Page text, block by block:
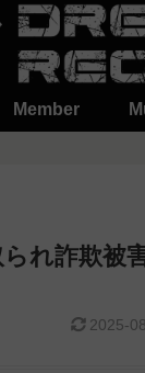
Member
れ詐欺被
2025-